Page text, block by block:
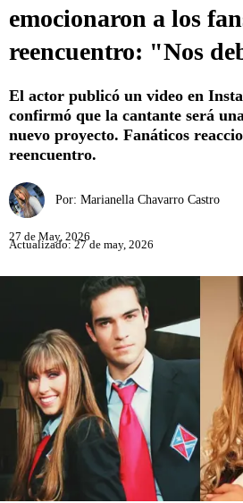
emocionaron a los
reencuentro: "Nos
El actor publicó un video en
confirmó que la cantante será
nuevo proyecto. Fanáticos
reencuentro.
Por: Marianella Chavarro Castro
27 de May, 2026
Actualizado: 27 de may, 2026